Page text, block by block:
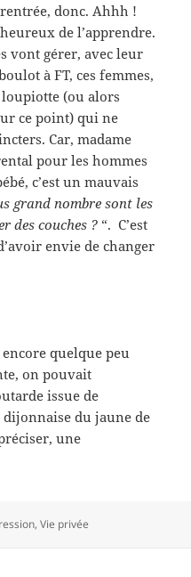
donc. Ahhh !
de l’apprendre.
vont gérer, avec leur
à FT, ces femmes,
(ou alors
ce point) qui ne
Car, madame
pour les hommes
c’est un mauvais
grand nombre sont les
des couches ? “. C’est
envie de changer
quelque peu
on pouvait
issue de
du jaune de
une
,Vie privée